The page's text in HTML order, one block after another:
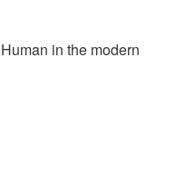
in the modern